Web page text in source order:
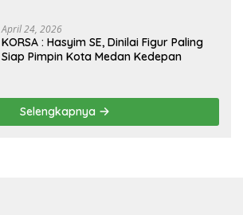
April 24, 2026
KORSA : Hasyim SE, Dinilai Figur Paling
Siap Pimpin Kota Medan Kedepan
Selengkapnya